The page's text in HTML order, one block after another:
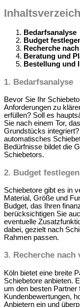
Bedarfsanalyse
Budget
Recherche
Beratung und
Bestellung und
1. Bedarfsanalyse
Bevor Sie Ihr
Anforderungen zu
erfüllen? Soll es
Sie nach einem Tor,
Grundstücks
automatisches
Bedürfnisse bildet die
Schiebetors.
2. Budget festlegen
Schiebetore gibt es in
Material, Größe und
Budget, das Ihren
berücksichtigen Sie
eventuelle
dabei, gezielt nach
Rahmen passen.
3. Recherche
Köln bietet eine breite
Schiebetore anbieten.
um den besten
Kundenbewertungen,
Anbietern ein und